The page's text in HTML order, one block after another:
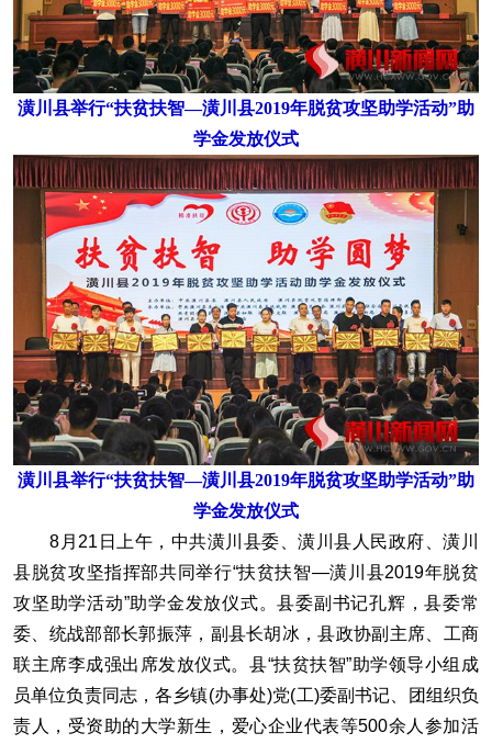
潢川县举行“扶贫扶智—潢川县2019年脱贫攻坚助学活动”助
学金发放仪式
潢川县举行“扶贫扶智—潢川县2019年脱贫攻坚助学活动”助
学金发放仪式
8月21日上午，中共潢川县委、潢川县人民政府、潢川
县脱贫攻坚指挥部共同举行“扶贫扶智—潢川县2019年脱贫
攻坚助学活动”助学金发放仪式。县委副书记孔辉，县委常
委、统战部部长郭振萍，副县长胡冰，县政协副主席、工商
联主席李成强出席发放仪式。县“扶贫扶智”助学领导小组成
员单位负责同志，各乡镇(办事处)党(工)委副书记、团组织负
责人，受资助的大学新生，爱心企业代表等500余人参加活